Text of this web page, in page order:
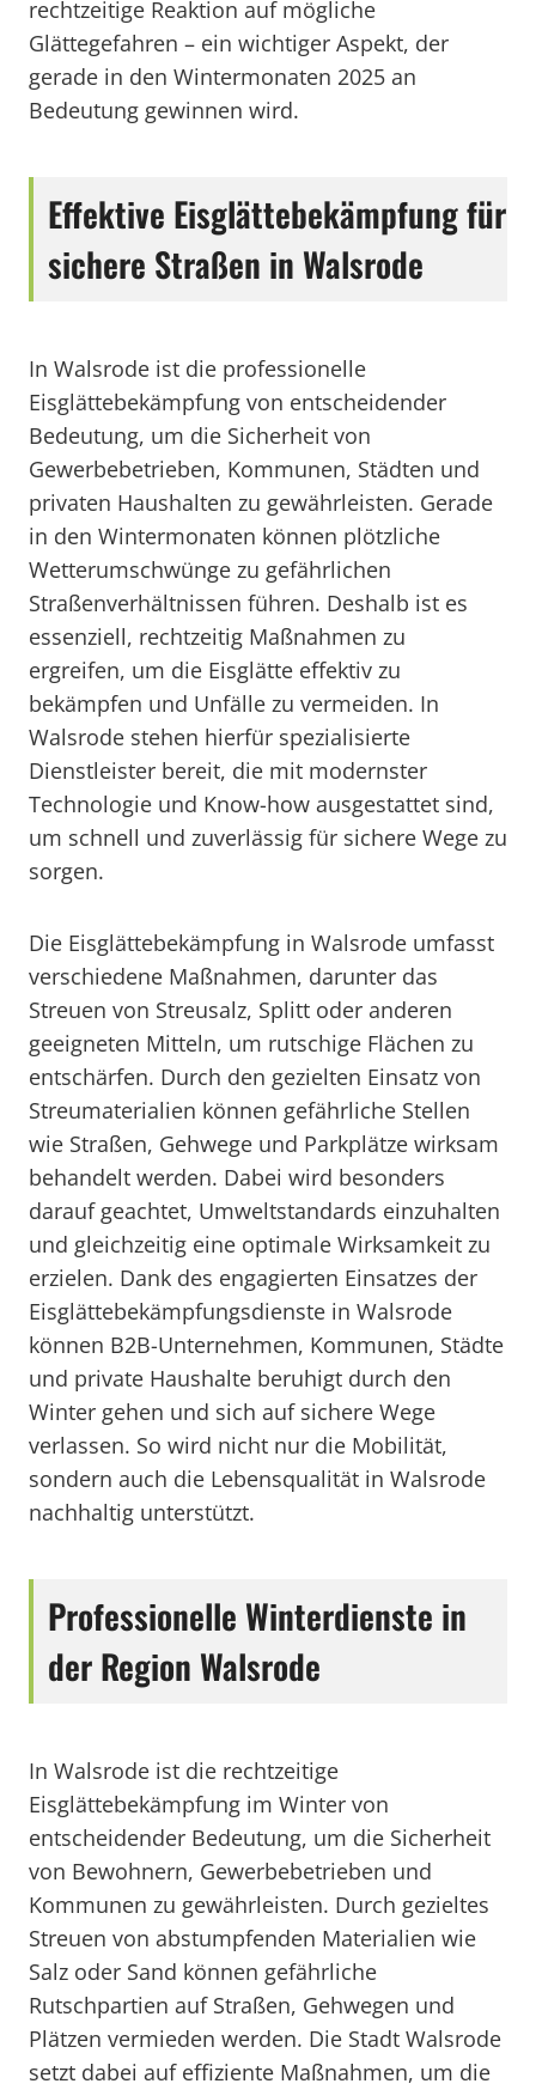
rechtzeitige Reaktion auf mögliche
Glättegefahren – ein wichtiger Aspekt, der
gerade in den Wintermonaten 2025 an
Bedeutung gewinnen wird.
Effektive Eisglättebekämpfung für
sichere Straßen in Walsrode
In Walsrode ist die professionelle
Eisglättebekämpfung von entscheidender
Bedeutung, um die Sicherheit von
Gewerbebetrieben, Kommunen, Städten und
privaten Haushalten zu gewährleisten. Gerade
in den Wintermonaten können plötzliche
Wetterumschwünge zu gefährlichen
Straßenverhältnissen führen. Deshalb ist es
essenziell, rechtzeitig Maßnahmen zu
ergreifen, um die Eisglätte effektiv zu
bekämpfen und Unfälle zu vermeiden. In
Walsrode stehen hierfür spezialisierte
Dienstleister bereit, die mit modernster
Technologie und Know-how ausgestattet sind,
um schnell und zuverlässig für sichere Wege zu
sorgen.
Die Eisglättebekämpfung in Walsrode umfasst
verschiedene Maßnahmen, darunter das
Streuen von Streusalz, Splitt oder anderen
geeigneten Mitteln, um rutschige Flächen zu
entschärfen. Durch den gezielten Einsatz von
Streumaterialien können gefährliche Stellen
wie Straßen, Gehwege und Parkplätze wirksam
behandelt werden. Dabei wird besonders
darauf geachtet, Umweltstandards einzuhalten
und gleichzeitig eine optimale Wirksamkeit zu
erzielen. Dank des engagierten Einsatzes der
Eisglättebekämpfungsdienste in Walsrode
können B2B-Unternehmen, Kommunen, Städte
und private Haushalte beruhigt durch den
Winter gehen und sich auf sichere Wege
verlassen. So wird nicht nur die Mobilität,
sondern auch die Lebensqualität in Walsrode
nachhaltig unterstützt.
Professionelle Winterdienste in
der Region Walsrode
In Walsrode ist die rechtzeitige
Eisglättebekämpfung im Winter von
entscheidender Bedeutung, um die Sicherheit
von Bewohnern, Gewerbebetrieben und
Kommunen zu gewährleisten. Durch gezieltes
Streuen von abstumpfenden Materialien wie
Salz oder Sand können gefährliche
Rutschpartien auf Straßen, Gehwegen und
Plätzen vermieden werden. Die Stadt Walsrode
setzt dabei auf effiziente Maßnahmen, um die